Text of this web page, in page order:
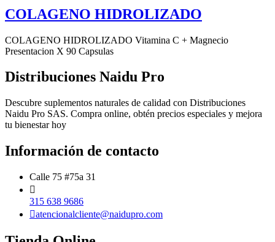
COLAGENO HIDROLIZADO
COLAGENO HIDROLIZADO Vitamina C + Magnecio
Presentacion X 90 Capsulas
Distribuciones Naidu Pro
Descubre suplementos naturales de calidad con Distribuciones
Naidu Pro SAS. Compra online, obtén precios especiales y mejora
tu bienestar hoy
Información de contacto
Calle 75 #75a 31
315 638 9686
atencionalcliente@naidupro.com